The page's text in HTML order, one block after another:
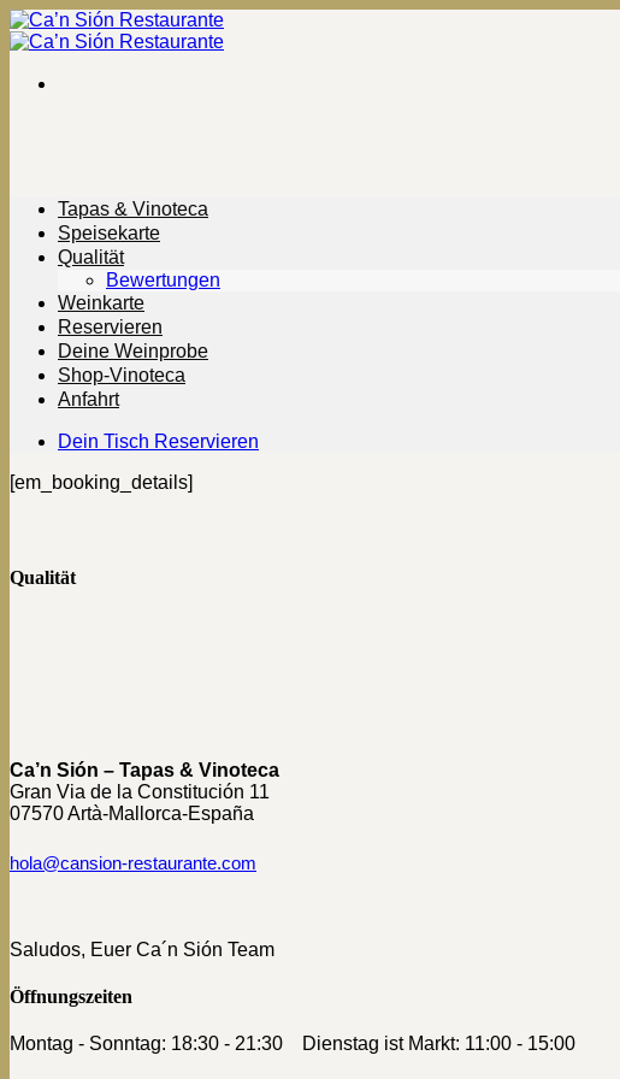
Zum
Inhalt
Tapas & Vinoteca
Speisekarte
Qualität
Bewertungen
Weinkarte
Reservieren
Deine Weinprobe
Shop-Vinoteca
Anfahrt
Dein Tisch Reservieren
[em_booking_details]
Qualität
Ca’n Sión – Tapas & Vinoteca
Gran Via de la Constitución 11
07570 Artà-Mallorca-España
hola@cansion-restaurante.com
Saludos, Euer Ca´n Sión Team
Öffnungszeiten
Montag - Sonntag: 18:30 - 21:30 Dienstag ist